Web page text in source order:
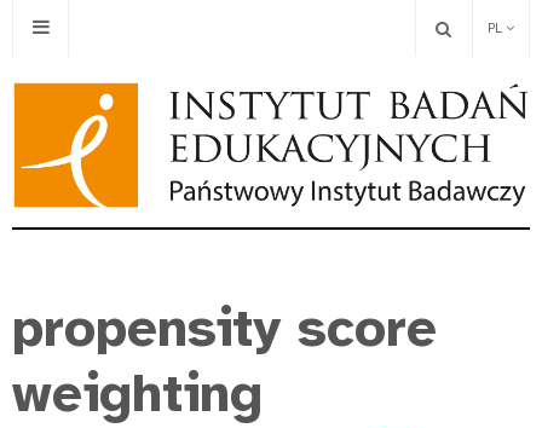
PL
propensity score
weighting